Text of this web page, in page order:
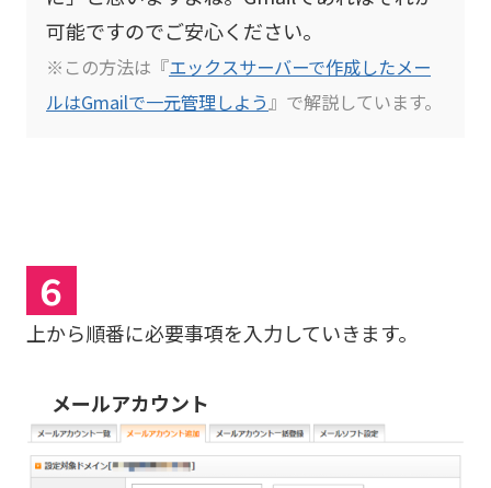
可能ですのでご安心ください。
※この方法は『エックスサーバーで作成したメー
ルはGmailで一元管理しよう』で解説しています。
６
上から順番に必要事項を入力していきます。
メールアカウント